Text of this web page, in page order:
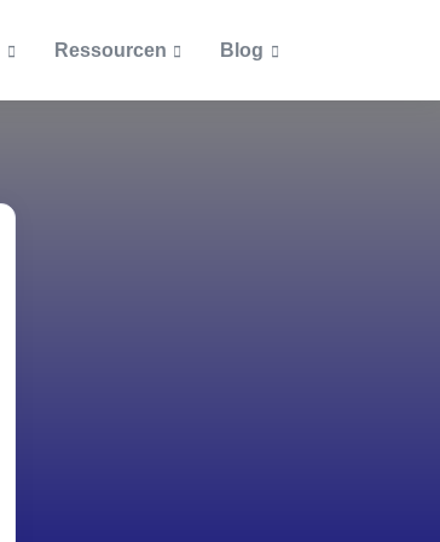
Ressourcen Blog